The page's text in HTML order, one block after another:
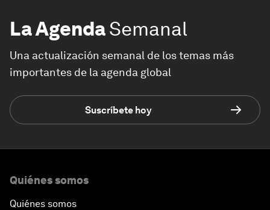
La AgendaSemanal
Una actualización semanal de los temas más
importantes de la agenda global
Suscríbete hoy
Quiénes somos
Quiénes somos